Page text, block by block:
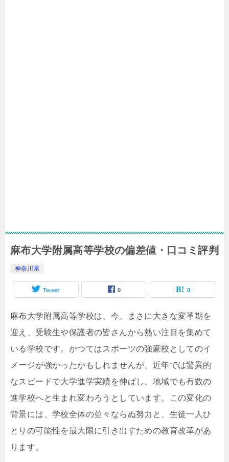
麻布大学附属高等学校の偏差値・口コミ評判
神奈川県
Tweet 0 0
麻布大学附属高等学校は、今、まさに大きな変革期を
迎え、受験生や保護者の皆さんから熱い注目を集めて
いる学校です。かつてはスポーツの強豪校としてのイ
メージが強かったかもしれませんが、近年では驚異的
なスピードで大学進学実績を伸ばし、地域でも有数の
進学校へと生まれ変わろうとしています。この変化の
背景には、学校全体の並々ならぬ努力と、生徒一人ひ
とりの可能性を最大限に引き出すための教育改革があ
ります。